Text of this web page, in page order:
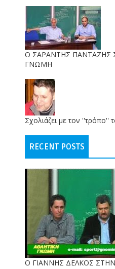
O ΣΑΡΑΝΤΗΣ ΠΑΝΤΑΖΗΣ
ΓΝΩΜΗ
Σχολιάζει με τον
RECENT POSTS
Ο ΓΙΑΝΝΗΣ ΔΕΛΚΟΣ